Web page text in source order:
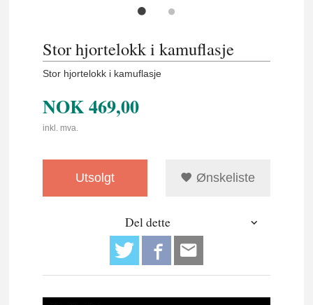
Stor hjortelokk i kamuflasje
Stor hjortelokk i kamuflasje
NOK469,00
inkl. mva.
Utsolgt Ønskeliste
Del dette